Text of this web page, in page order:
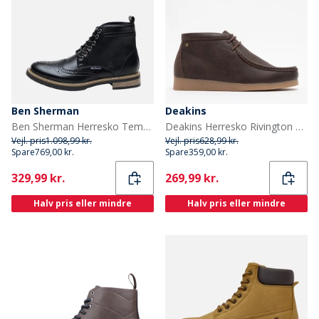
Ben Sherman
Ben Sherman Herresko Templeton Brogue Sort
Vejl. pris1.098,99 kr.
Spare769,00 kr.
Current
329,99 kr.
Halv pris eller mindre
Deakins
Deakins Herresko Rivington Brun PU
Vejl. pris628,99 kr.
Spare359,00 kr.
Current
269,99 kr.
Halv pris eller mindre